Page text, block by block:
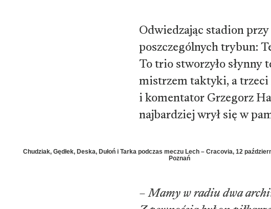
Odwiedzając stadion
poszczególnych trybun:
To trio stworzyło słynny
mistrzem taktyki, a
i komentator Grzegorz
najbardziej wrył się w
Chudziak, Gędłek, Deska, Dułoń i Tarka podczas meczu Lech – Cracovia, 12
Poznań
–Mamy w radiu dwa